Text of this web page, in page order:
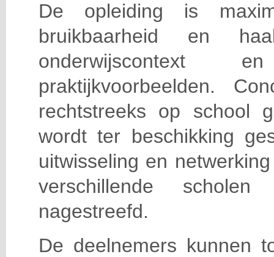
De opleiding is
bruikbaarheid en
praktijkvoorbeelden.
rechtstreeks op school
wordt ter beschikking
uitwisseling en
verschillende scholen
nagestreefd.
De deelnemers kunnen